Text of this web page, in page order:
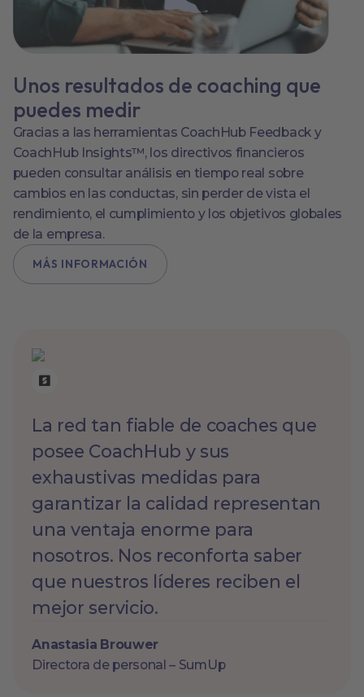
Unos resultados de coaching que
puedes medir
Gracias a las herramientas CoachHub Feedback y
CoachHub Insights™, los directivos financieros
pueden consultar análisis en tiempo real sobre
cambios en las conductas, sin perder de vista el
rendimiento, el cumplimiento y los objetivos globales
de la empresa.
MÁS INFORMACIÓN
La red tan fiable de coaches que
posee CoachHub y sus
exhaustivas medidas para
garantizar la calidad representan
una ventaja enorme para
nosotros. Nos reconforta saber
que nuestros líderes reciben el
mejor servicio.
Anastasia Brouwer
Directora de personal – SumUp